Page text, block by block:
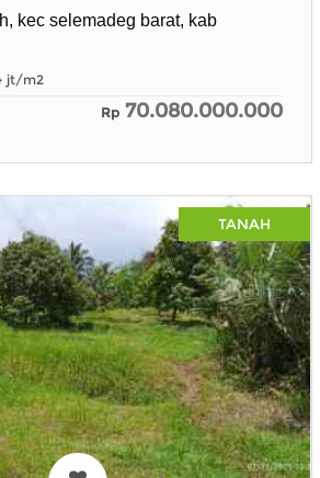
kec selemadeg barat, kab
jt/m2
Rp 70.080.000.000
TANAH